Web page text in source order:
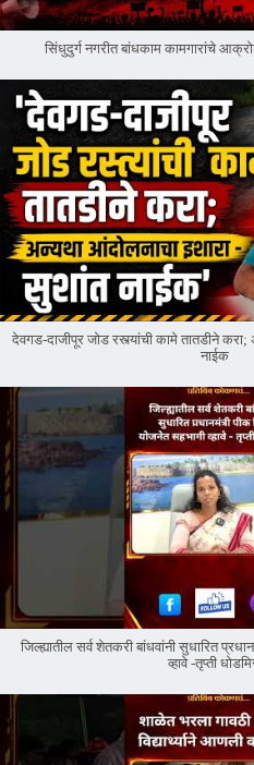
सिंधुदुर्ग नगरीत बांधकाम कामगारांचे
देवगड-दाजीपूर जोड रस्त्यांची कामे तातडीने
नाईक
जिल्ह्यातील सर्व शेतकरी बांधवांनी सुधारित
व्हावे -तृप्ती